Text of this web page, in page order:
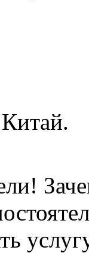
Китай.